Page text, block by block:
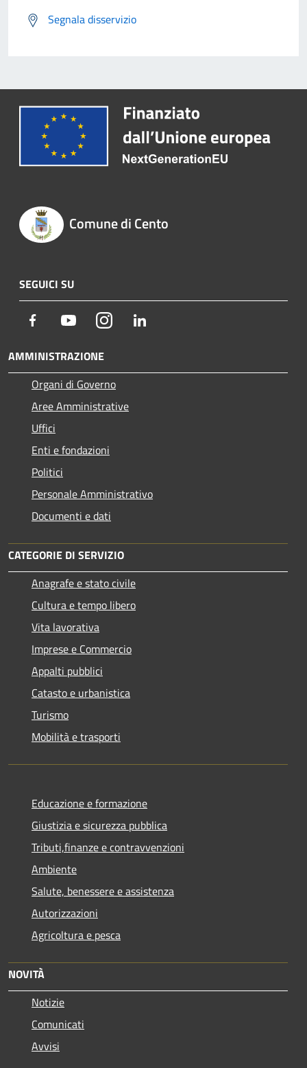
Segnala disservizio
Comune di Cento
SEGUICI SU
Facebook YoutubeInstagram
AMMINISTRAZIONE
Organi di Governo
Aree Amministrative
Uffici
Enti e fondazioni
Politici
Personale Amministrativo
Documenti e dati
CATEGORIE DI SERVIZIO
Anagrafe e stato civile
Cultura e tempo libero
Vita lavorativa
Imprese e Commercio
Appalti pubblici
Catasto e urbanistica
Turismo
Mobilità e trasporti
Educazione e formazione
Giustizia e sicurezza pubblica
Tributi,finanze e contravvenzioni
Ambiente
Salute, benessere e assistenza
Autorizzazioni
Agricoltura e pesca
NOVITÀ
Notizie
Comunicati
Avvisi